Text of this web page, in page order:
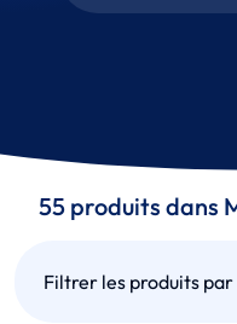
55 produits dans
Filtrer les produits par